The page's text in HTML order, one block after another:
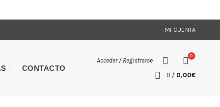
MI CUENTA
CONTACTO
Acceder / Registrarse
0
0 / 0,00€